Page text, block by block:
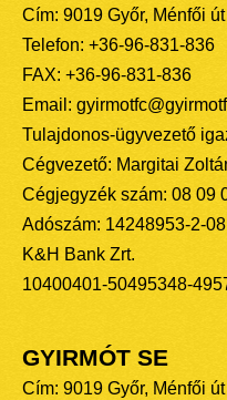
Cím: 9019 Győr, Ménfői
Telefon: +36-96-831-836
FAX: +36-96-831-836
Email:
Tulajdonos-ügyvezető
Cégvezető: Margitai
Cégjegyzék szám: 08 09
Adószám: 14248953-2-08
K&H Bank Zrt.
10400401-50495348-
GYIRMÓT SE
Cím: 9019 Győr, Ménfői